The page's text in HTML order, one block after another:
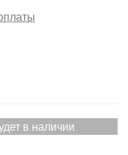
в наличии